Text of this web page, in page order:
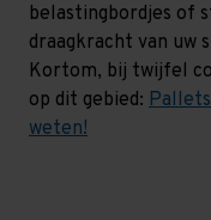
belastingbordjes of
draagkracht van uw
Kortom, bij twijfel
op dit gebied:
weten!